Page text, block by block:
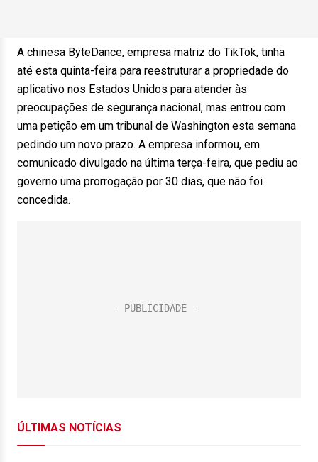
A chinesa ByteDance, empresa matriz do TikTok, tinha
até esta quinta-feira para reestruturar a propriedade do
aplicativo nos Estados Unidos para atender às
preocupações de segurança nacional, mas entrou com
uma petição em um tribunal de Washington esta semana
pedindo um novo prazo. A empresa informou, em
comunicado divulgado na última terça-feira, que pediu ao
governo uma prorrogação por 30 dias, que não foi
concedida.